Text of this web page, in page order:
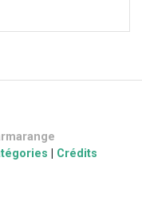
Crédits